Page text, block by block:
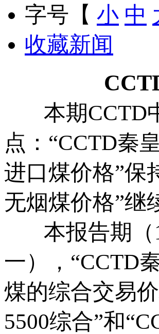
字号【 小 中
收藏新闻
本期CCTD中
点：“CCTD秦
进口煤价格”保
无烟煤价格”继
本报告期（
一），“CCTD
煤的综合交易
5500综合”和